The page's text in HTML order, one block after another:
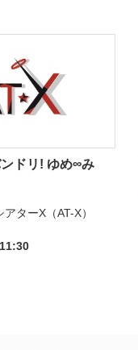
ドリ! ゆめ∞み
ターX（AT-X）